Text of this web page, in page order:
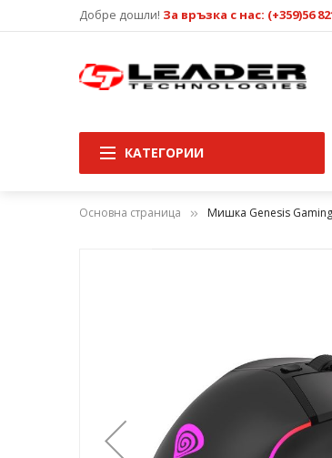
Добре дошли! За връзка с нас: (+359)56
КАТЕГОРИИ
Основна страница Мишка Genesis